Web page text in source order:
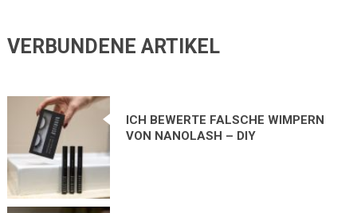
VERBUNDENE ARTIKEL
ICH BEWERTE FALSCHE WIMPERN
VON NANOLASH – DIY